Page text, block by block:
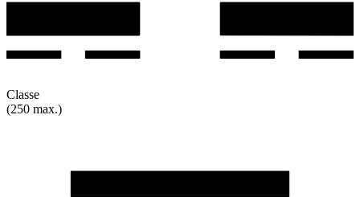
Classe
(250 max.)